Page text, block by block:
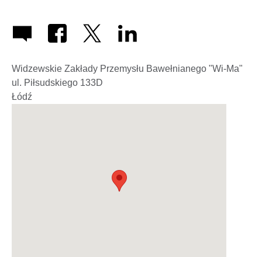
Widzewskie Zakłady Przemysłu Bawełnianego "Wi-Ma"
ul. Piłsudskiego 133D
Łódź